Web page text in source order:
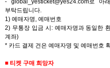
- global_yesticket@yes24.com로 아
부탁드립니다.
1) 예매자명, 예매번호
2) 무통장 입금 시 : 예매자명과 동일한
계좌)
* 카드 결제 건은 예매자명 및 예매번호
■ 티켓 구매 희망자